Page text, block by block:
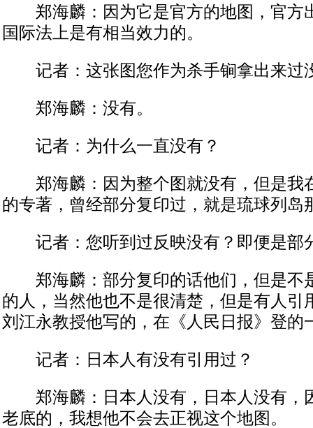
郑海麟：因为它是官方的地图，官方
国际法上是有相当效力的。
记者：这张图您作为杀手锏拿出来过
郑海麟：没有。
记者：为什么一直没有？
郑海麟：因为整个图就没有，但是我
的专著，曾经部分复印过，就是琉球列岛
记者：您听到过反映没有？即便是部
郑海麟：部分复印的话他们，但是不
的人，当然他也不是很清楚，但是有人引
刘江永教授他写的，在《人民日报》登的
记者：日本人有没有引用过？
郑海麟：日本人没有，日本人没有，
老底的，我想他不会去正视这个地图。